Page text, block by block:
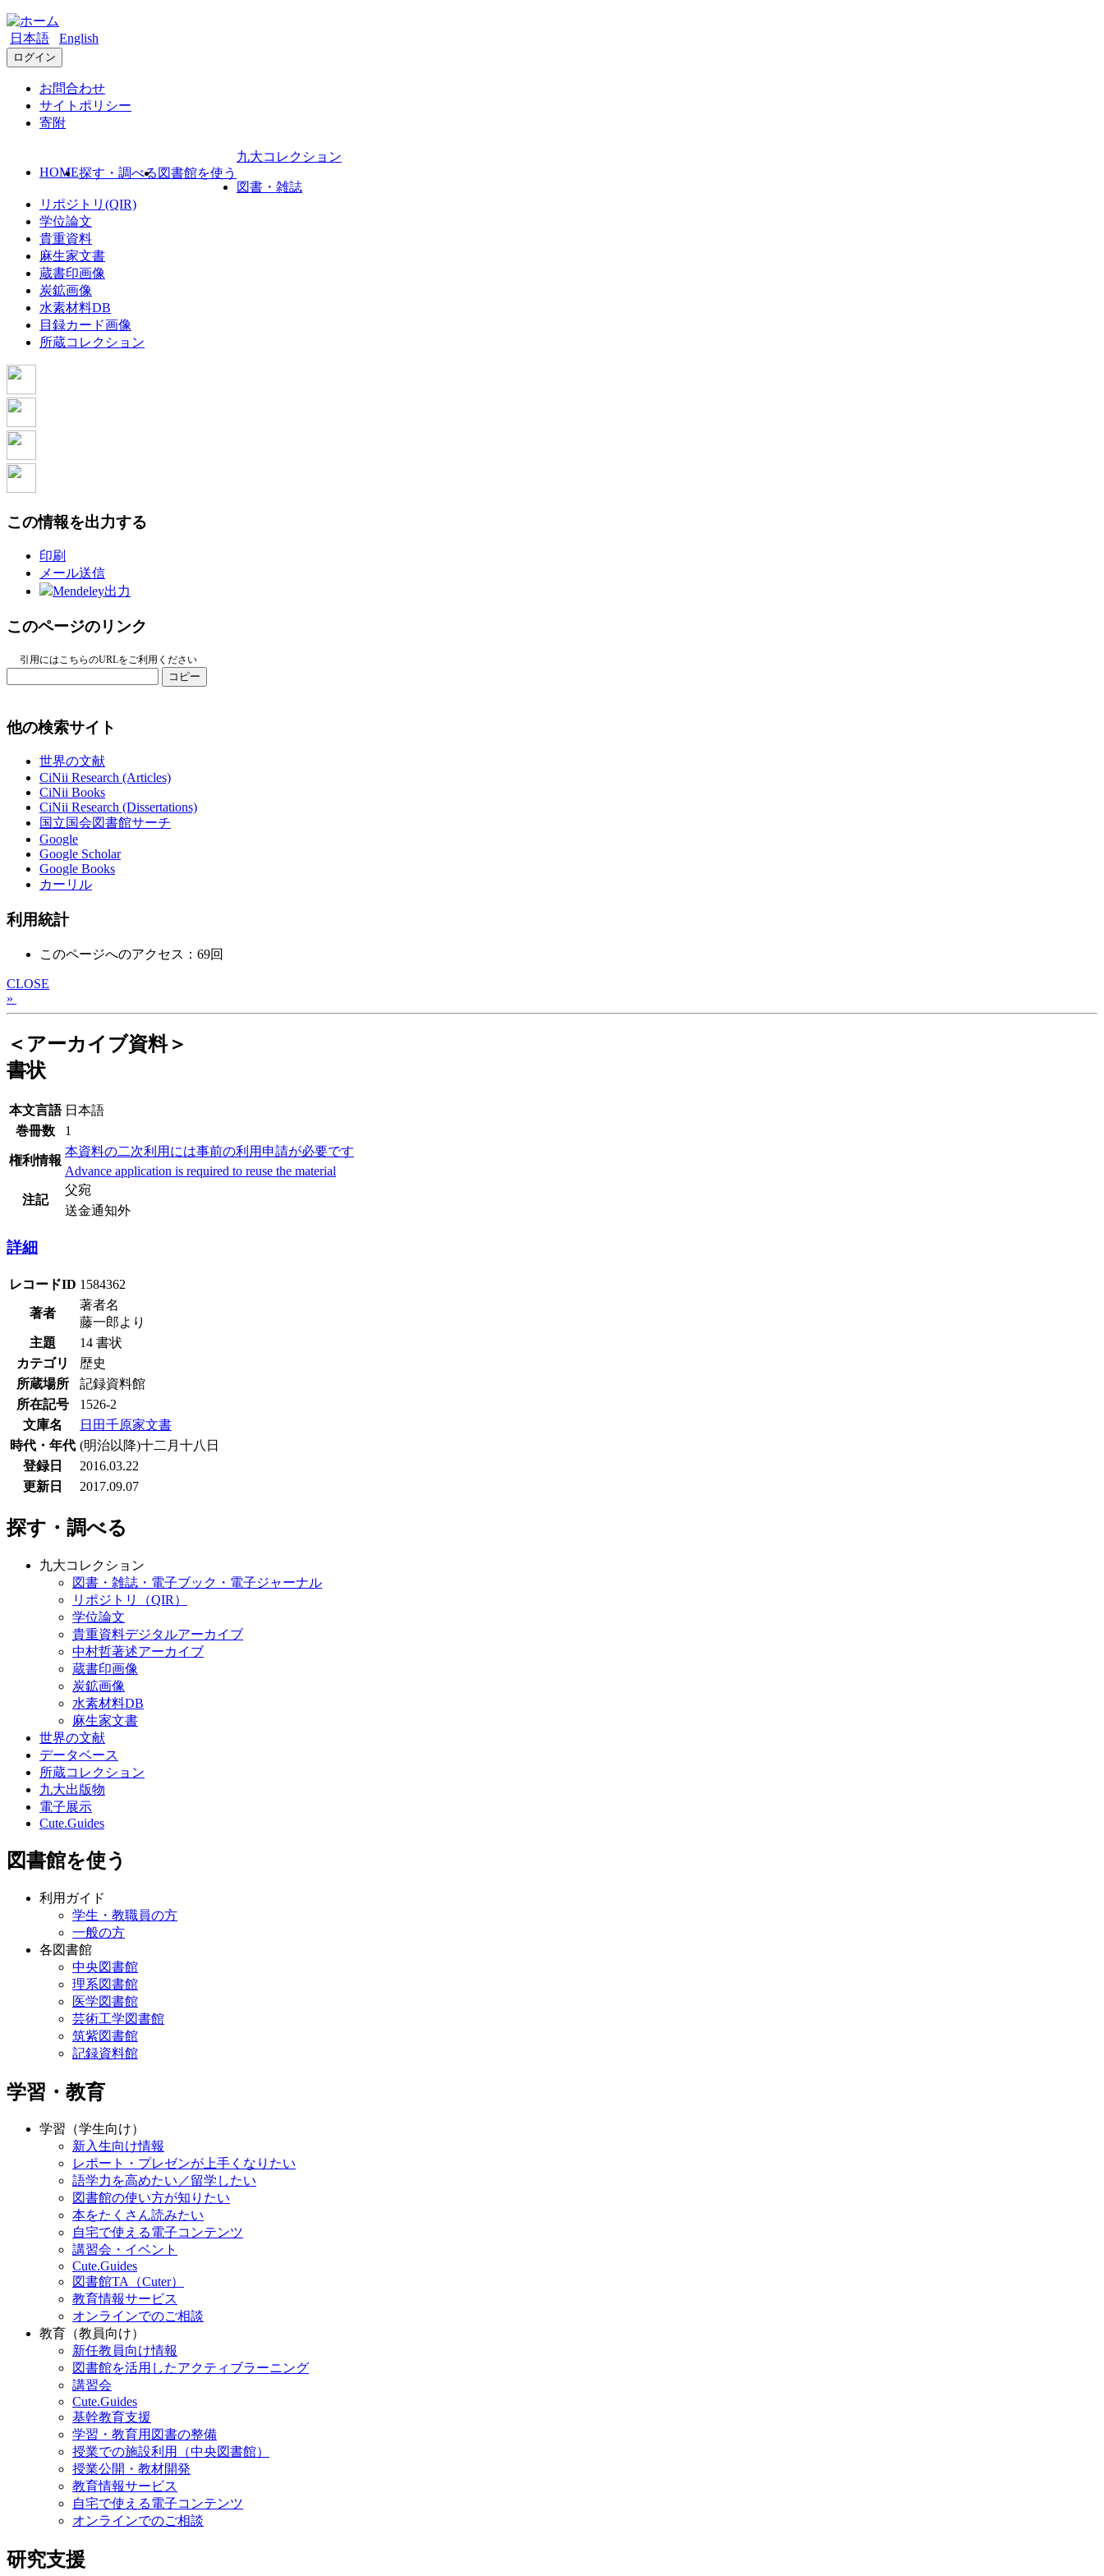
日本語 English
ログイン
お問合わせ
サイトポリシー
寄附
HOME探す・調べる 図書館を使う
九大コレクション
図書・雑誌
リポジトリ(QIR)
学位論文
貴重資料
麻生家文書
蔵書印画像
炭鉱画像
水素材料DB
目録カード画像
所蔵コレクション
この情報を出力する
印刷
メール送信
Mendeley出力
このページのリンク
引用にはこちらのURLをご利用ください
コピー
他の検索サイト
世界の文献
CiNii Research (Articles)
CiNii Books
CiNii Research (Dissertations)
国立国会図書館サーチ
Google
Google Scholar
Google Books
カーリル
利用統計
このページへのアクセス：69回
CLOSE
»
＜アーカイブ資料＞
書状
本文言語 日本語
巻冊数
1
権利情報
本資料の二次利用には事前の利用申請が必要です
Advance application is required to reuse the material
注記
父宛
送金通知外
詳細
レコードID 1584362
著者
著者名
藤一郎より
主題
14 書状
カテゴリ
歴史
所蔵場所
記録資料館
所在記号
1526-2
文庫名
日田千原家文書
時代・年代 (明治以降)十二月十八日
登録日
2016.03.22
更新日
2017.09.07
探す・調べる
九大コレクション
図書・雑誌・電子ブック・電子ジャーナル
リポジトリ（QIR）
学位論文
貴重資料デジタルアーカイブ
中村哲著述アーカイブ
蔵書印画像
炭鉱画像
水素材料DB
麻生家文書
世界の文献
データベース
所蔵コレクション
九大出版物
電子展示
Cute.Guides
図書館を使う
利用ガイド
学生・教職員の方
一般の方
各図書館
中央図書館
理系図書館
医学図書館
芸術工学図書館
筑紫図書館
記録資料館
学習・教育
学習（学生向け）
新入生向け情報
レポート・プレゼンが上手くなりたい
語学力を高めたい／留学したい
図書館の使い方が知りたい
本をたくさん読みたい
自宅で使える電子コンテンツ
講習会・イベント
Cute.Guides
図書館TA（Cuter）
教育情報サービス
オンラインでのご相談
教育（教員向け）
新任教員向け情報
図書館を活用したアクティブラーニング
講習会
Cute.Guides
基幹教育支援
学習・教育用図書の整備
授業での施設利用（中央図書館）
授業公開・教材開発
教育情報サービス
自宅で使える電子コンテンツ
オンラインでのご相談
研究支援